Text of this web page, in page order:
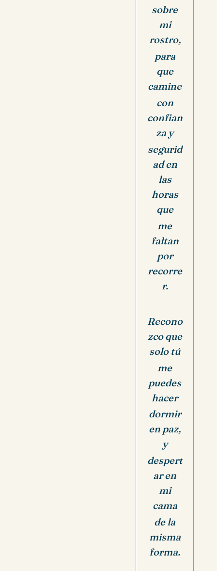
sobre
mi
rostro,
para
que
camine
con
confian
za y
segurid
ad en
las
horas
que
me
faltan
por
recorre
r.
Recono
zco que
solo tú
me
puedes
hacer
dormir
en paz,
y
despert
ar en
mi
cama
de la
misma
forma.